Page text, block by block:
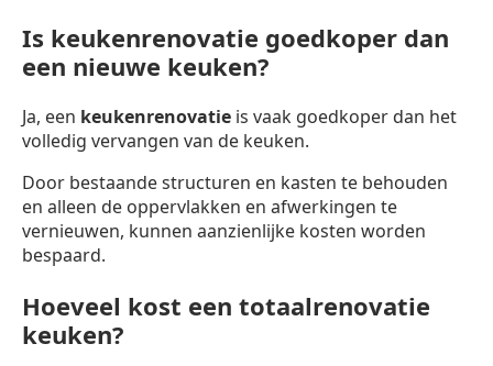
Is keukenrenovatie goedkoper dan
een nieuwe keuken?
Ja, een keukenrenovatie is vaak goedkoper dan het
volledig vervangen van de keuken.
Door bestaande structuren en kasten te behouden
en alleen de oppervlakken en afwerkingen te
vernieuwen, kunnen aanzienlijke kosten worden
bespaard.
Hoeveel kost een totaalrenovatie
keuken?